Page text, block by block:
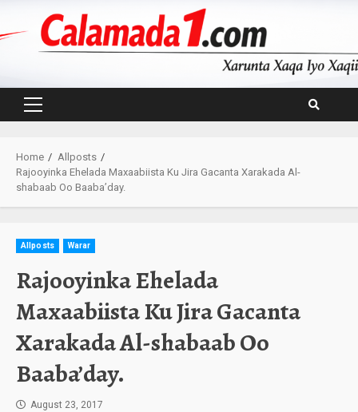
Primary
Home
Allposts
Rajooyinka Ehelada Maxaabiista Ku Jira Gacanta Xarakada Al-
shabaab Oo Baaba’day.
Allposts Warar
Rajooyinka Ehelada
Maxaabiista Ku Jira Gacanta
Xarakada Al-shabaab Oo
Baaba’day.
August 23, 2017